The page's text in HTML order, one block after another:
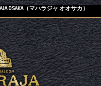
OSAKA（マハラジャ オオサカ）